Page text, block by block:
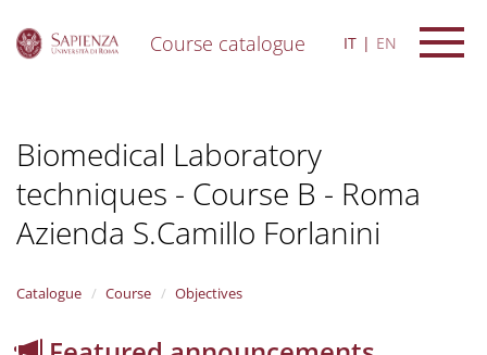
Course catalogue IT EN
Biomedical Laboratory
techniques - Course B - Roma
Azienda S.Camillo Forlanini
Catalogue Course Objectives